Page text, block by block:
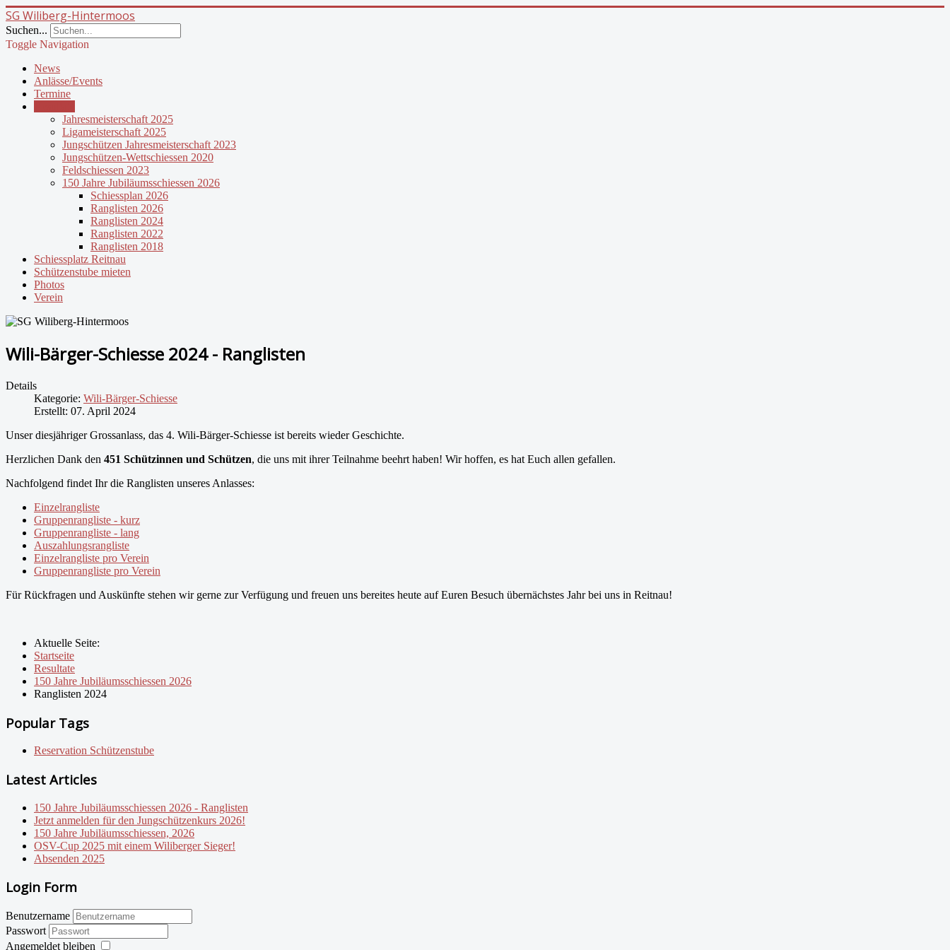
SG Wiliberg-Hintermoos
Suchen...
Toggle Navigation
News
Anlässe/Events
Termine
Jahresmeisterschaft 2025
Ligameisterschaft 2025
Jungschützen Jahresmeisterschaft 2023
Jungschützen-Wettschiessen 2020
Feldschiessen 2023
150 Jahre Jubiläumsschiessen 2026
Schiessplan 2026
Ranglisten 2026
Ranglisten 2024
Ranglisten 2022
Ranglisten 2018
Schiessplatz Reitnau
Schützenstube mieten
Photos
Verein
Wili-Bärger-Schiesse 2024 - Ranglisten
Details
Kategorie: Wili-Bärger-Schiesse
Erstellt: 07. April 2024
Unser diesjähriger Grossanlass, das 4. Wili-Bärger-Schiesse ist bereits wieder Geschichte.
Herzlichen Dank den 451 Schützinnen und Schützen, die uns mit ihrer Teilnahme beehrt haben! Wir hoffen, es hat Euch allen gefallen.
Nachfolgend findet Ihr die Ranglisten unseres Anlasses:
Einzelrangliste
Gruppenrangliste - kurz
Gruppenrangliste - lang
Auszahlungsrangliste
Einzelrangliste pro Verein
Gruppenrangliste pro Verein
Für Rückfragen und Auskünfte stehen wir gerne zur Verfügung und freuen uns bereites heute auf Euren Besuch übernächstes Jahr bei uns in Reitnau!
Aktuelle Seite:
Startseite
Resultate
150 Jahre Jubiläumsschiessen 2026
Ranglisten 2024
Popular Tags
Reservation Schützenstube
Latest Articles
150 Jahre Jubiläumsschiessen 2026 - Ranglisten
Jetzt anmelden für den Jungschützenkurs 2026!
150 Jahre Jubiläumsschiessen, 2026
OSV-Cup 2025 mit einem Wiliberger Sieger!
Absenden 2025
Login Form
Benutzername
Passwort
Angemeldet bleiben